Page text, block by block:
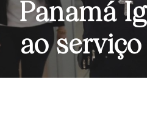
Panamá
ao